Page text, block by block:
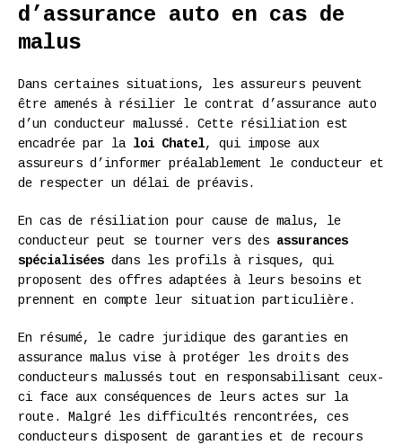
d’assurance auto en cas de
malus
Dans certaines situations, les assureurs peuvent
être amenés à résilier le contrat d’assurance auto
d’un conducteur malussé. Cette résiliation est
encadrée par la loi Chatel, qui impose aux
assureurs d’informer préalablement le conducteur et
de respecter un délai de préavis.
En cas de résiliation pour cause de malus, le
conducteur peut se tourner vers des assurances
spécialisées dans les profils à risques, qui
proposent des offres adaptées à leurs besoins et
prennent en compte leur situation particulière.
En résumé, le cadre juridique des garanties en
assurance malus vise à protéger les droits des
conducteurs malussés tout en responsabilisant ceux-
ci face aux conséquences de leurs actes sur la
route. Malgré les difficultés rencontrées, ces
conducteurs disposent de garanties et de recours